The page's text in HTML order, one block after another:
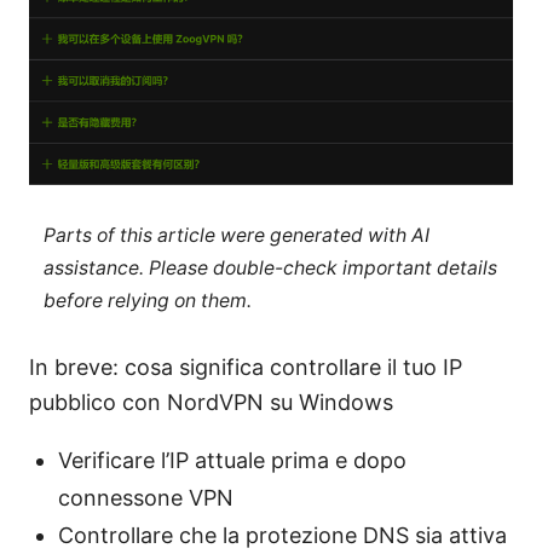
Parts of this article were generated with AI
assistance. Please double-check important details
before relying on them.
In breve: cosa significa controllare il tuo IP
pubblico con NordVPN su Windows
Verificare l’IP attuale prima e dopo
connessone VPN
Controllare che la protezione DNS sia attiva